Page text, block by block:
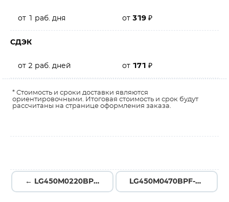
от 1 раб. дня от 319 ₽
СДЭК
от 2 раб. дней от 171 ₽
* Стоимость и сроки доставки являются
ориентировочными. Итоговая стоимость и срок будут
рассчитаны на странице оформления заказа.
← LG450M0220BPF-2550 LG450M0470BPF-3545 →